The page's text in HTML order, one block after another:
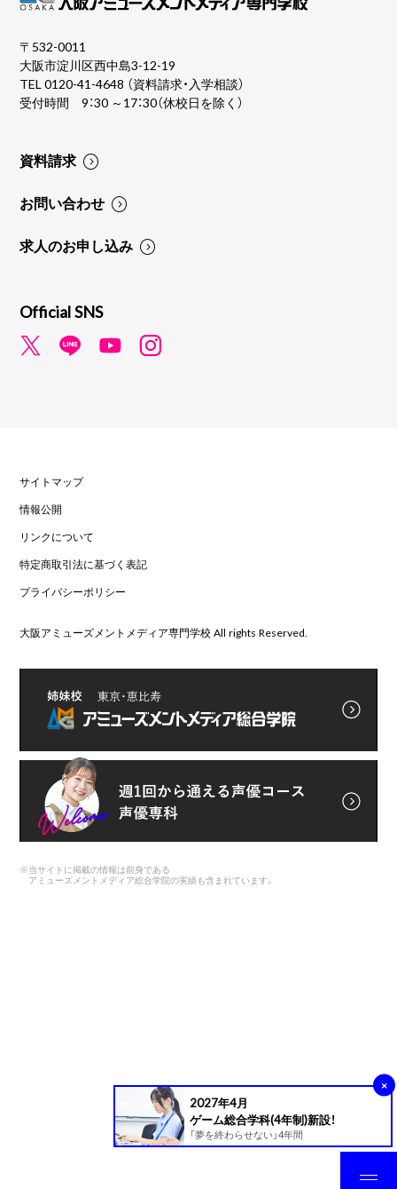
2027年4月
ゲーム総合学科(4年制)新設！
「夢を終わらせない」4年間
×
〒532-0011
大阪市淀川区西中島3-12-19
TEL0120-41-4648 （資料請求・入学相談）
受付時間 9：30 ～17：30（休校日を除く）
資料請求
お問い合わせ
求人のお申し込み
Official SNS
サイトマップ
情報公開
リンクについて
特定商取引法に基づく表記
プライバシーポリシー
大阪アミューズメントメディア専門学校 All rights Reserved.
※当サイトに掲載の情報は前身である
アミューズメントメディア総合学院の実績も含まれています。